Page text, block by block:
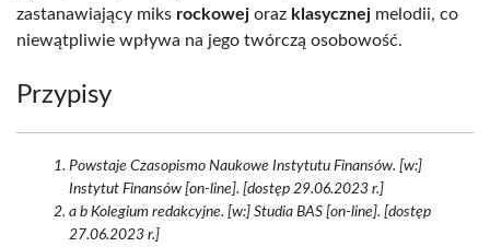
zastanawiający miks rockowej oraz klasycznej melodii, co
niewątpliwie wpływa na jego twórczą osobowość.
Przypisy
Powstaje Czasopismo Naukowe Instytutu Finansów. [w:]
Instytut Finansów [on-line]. [dostęp 29.06.2023 r.]
a b Kolegium redakcyjne. [w:] Studia BAS [on-line]. [dostęp
27.06.2023 r.]